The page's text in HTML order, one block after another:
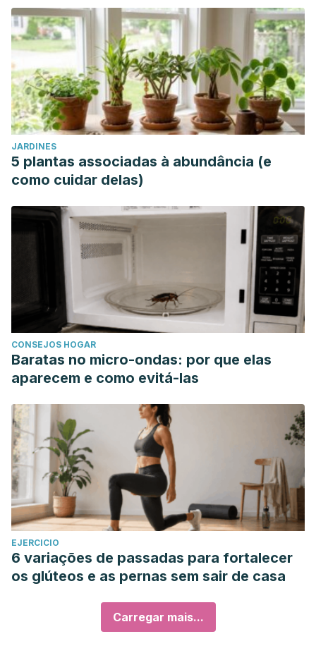
JARDINES
5 plantas associadas à abundância (e
como cuidar delas)
CONSEJOS HOGAR
Baratas no micro-ondas: por que elas
aparecem e como evitá-las
EJERCICIO
6 variações de passadas para fortalecer
os glúteos e as pernas sem sair de casa
Carregar mais...